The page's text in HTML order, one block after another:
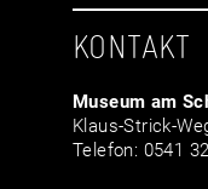
KONTAKT
Museum am
Klaus-Strick-
Telefon: 0541